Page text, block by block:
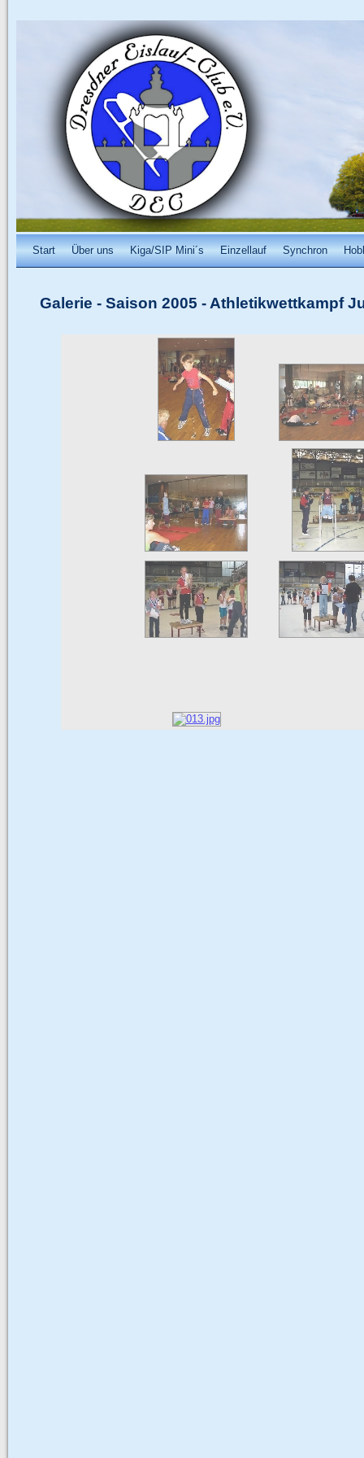
Start Über uns Kiga/SIP Mini´s Einzellauf Synchron
Galerie - Saison 2005 - Athletikwettkampf